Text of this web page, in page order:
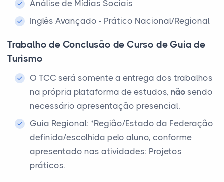
Análise de Mídias Sociais
Inglês Avançado - Prático Nacional/Regional
Trabalho de Conclusão de Curso de Guia de
Turismo
O TCC será somente a entrega dos trabalhos
na própria plataforma de estudos, não sendo
necessário apresentação presencial.
Guia Regional: *Região/Estado da Federação
definida/escolhida pelo aluno, conforme
apresentado nas atividades: Projetos
práticos.